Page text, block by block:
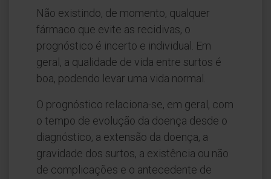
Não existindo, de momento, qualquer
fármaco que evite as recidivas, o
prognóstico é incerto e individual. Em
geral, a qualidade de vida entre surtos é
boa, podendo levar uma vida normal.
O prognóstico relaciona-se, em geral, com
o tempo de evolução da doença desde o
diagnóstico, a extensão da doença, a
gravidade dos surtos, a existência ou não
de complicações e o antecedente de